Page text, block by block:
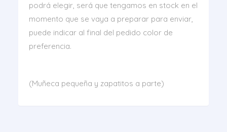
podrá elegir, será que tengamos en stock en el
momento que se vaya a preparar para enviar,
puede indicar al final del pedido color de
preferencia.
(Muñeca pequeña y zapatitos a parte)